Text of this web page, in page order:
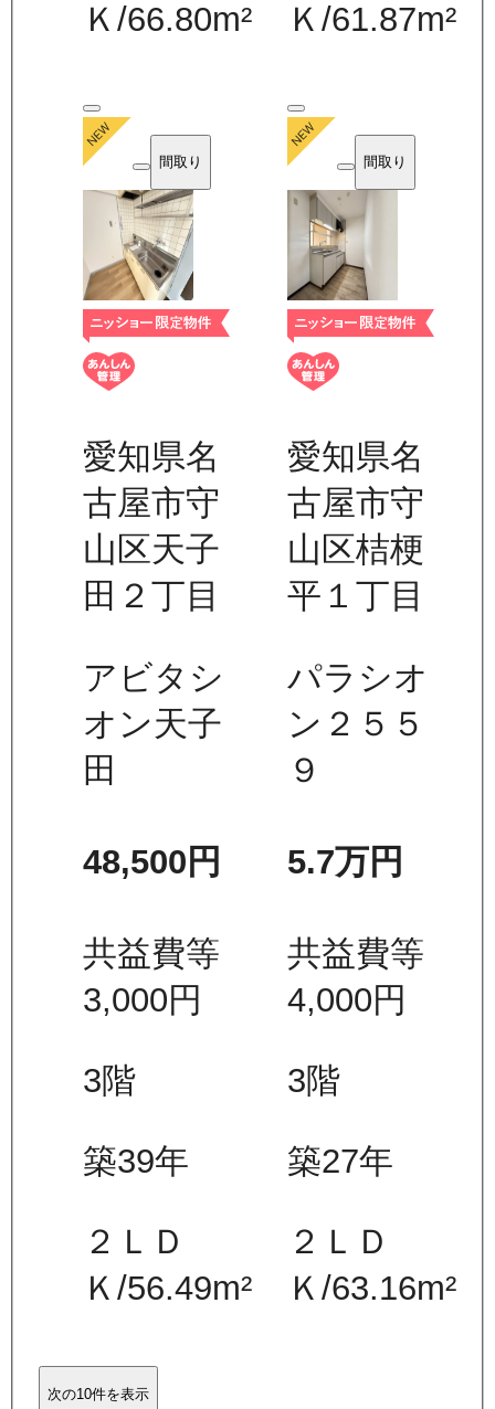
Ｋ/66.80m²
Ｋ /61.87m²
間取り
愛知県名
古屋市守
山区天子
田２丁目
アビタシ
オン天子
田
48,500 円
共益費等
3,000円
3階
築39年
２ＬＤ
Ｋ/56.49m²
間取り
愛知県名
古屋市守
山区桔梗
平１丁目
パラシオ
ン２５５
９
5.7万円
共益費等
4,000円
3階
築27年
２ＬＤ
Ｋ /63.16m²
次の10件を表示